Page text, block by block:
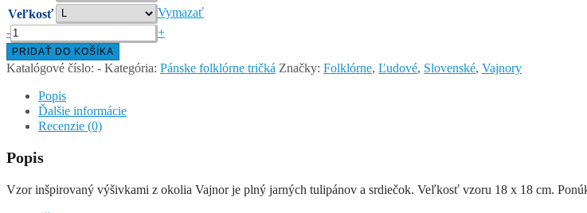
Veľkosť
Vymazať
množstvo
VAJNORSKÝ
ORNAMENT
–
pánske
tričko
rukávom
- +
PRIDAŤ DO KOŠÍKA
Katalógové číslo: - Kategória: Pánske folklórne tričká Značky: Folklórne, Ľudové, Slovenské, Vajnory
Popis
Ďalšie informácie
Recenzie (0)
Popis
Vzor inšpirovaný výšivkami z okolia Vajnor je plný jarných tulipánov a srdiečok. Veľkosť vzoru 18 x 18 cm.